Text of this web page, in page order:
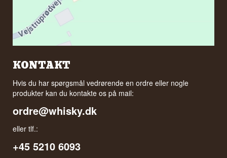
KONTAKT
Hvis du har spørgsmål vedrørende en ordre eller nogle
produkter kan du kontakte os på mail:
ordre@whisky.dk
eller tlf.:
+45 5210 6093